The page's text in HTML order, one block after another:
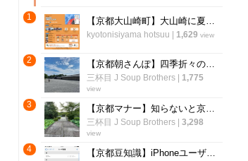
1 【京都大山崎町】大山崎に夏祭りが誕生！“実験の村”で工場直送の生ビールとBondance
kyotonisiyama hotsuu 1,629 view
2 【京都朝さんぽ】四季折々の花も楽しめる！京都人が教える『京都御苑』の歩き方あれこれ☆
三杯目 J Soup Brothers| 1,775
view
3 【京都マナー】知らないと京都人にイラっとされる！迷惑行為防止の路上の暗黙ルール【厳選４】
三杯目 J Soup Brothers| 3,298
view
4 【京都豆知識】iPhoneユーザー辞書にデフォ登録の謎地名『雲母坂』はこんな場所